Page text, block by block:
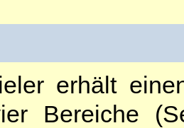
erhält
Bereiche